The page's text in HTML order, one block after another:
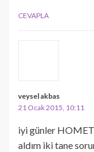
CEVAPLA
veysel akbas
21 Ocak 2015, 10:11
iyi günler
aldım iki tane